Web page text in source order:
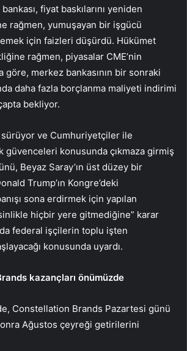
fiyat baskılarını yeniden
rağmen, yumuşayan bir işgücü
için faizleri düşürdü. Hükümet
rağmen, piyasalar CME’nin
göre, merkez bankasının bir sonraki
daha fazla borçlanma maliyeti indirimi
bekliyor.
sürüyor ve Cumhuriyetçiler ile
güvenceleri konusunda çıkmaza girmiş
Beyaz Saray’ın üst düzey bir
Trump’ın Kongre’deki
sona erdirmek için yapılan
hiçbir yere gitmediğine” karar
federal işçilerin toplu işten
konusunda uyardı.
kazançları önümüzde
Constellation Brands Pazartesi günü
Ağustos çeyreği getirilerini